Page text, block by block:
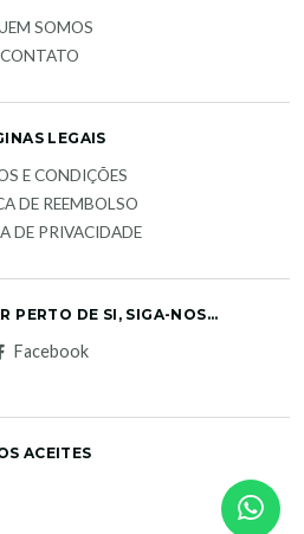
SOMOS
CONTATO
LEGAIS
E CONDIÇÕES
DE REEMBOLSO
DE PRIVACIDADE
PERTO DE SI, SIGA-NOS...
Facebook
ACEITES